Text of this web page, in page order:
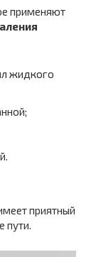
применяют
жидкого
приятный
пути.